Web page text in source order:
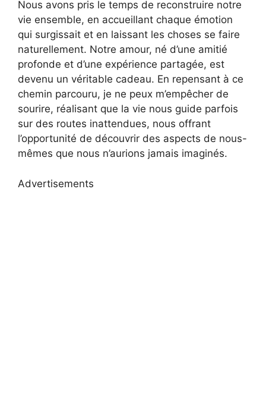
Nous avons pris le temps de reconstruire notre
vie ensemble, en accueillant chaque émotion
qui surgissait et en laissant les choses se faire
naturellement. Notre amour, né d’une amitié
profonde et d’une expérience partagée, est
devenu un véritable cadeau. En repensant à ce
chemin parcouru, je ne peux m’empêcher de
sourire, réalisant que la vie nous guide parfois
sur des routes inattendues, nous offrant
l’opportunité de découvrir des aspects de nous-
mêmes que nous n’aurions jamais imaginés.
Advertisements